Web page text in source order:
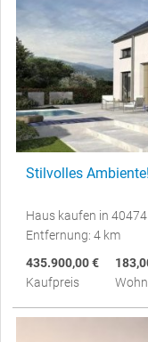
Stilvolles
Haus kaufen in
Entfernung: 4 km
435.900,00 €
Kaufpreis